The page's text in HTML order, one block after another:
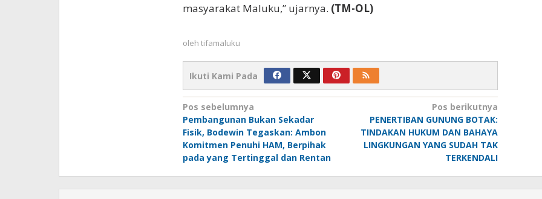
masyarakat Maluku,” ujarnya. (TM-OL)
oleh tifamaluku
Ikuti Kami Pada
Navigasi
pos
Pos sebelumnya
Pembangunan Bukan Sekadar
Fisik, Bodewin Tegaskan: Ambon
Komitmen Penuhi HAM, Berpihak
pada yang Tertinggal dan Rentan
Pos berikutnya
PENERTIBAN GUNUNG BOTAK:
TINDAKAN HUKUM DAN BAHAYA
LINGKUNGAN YANG SUDAH TAK
TERKENDALI